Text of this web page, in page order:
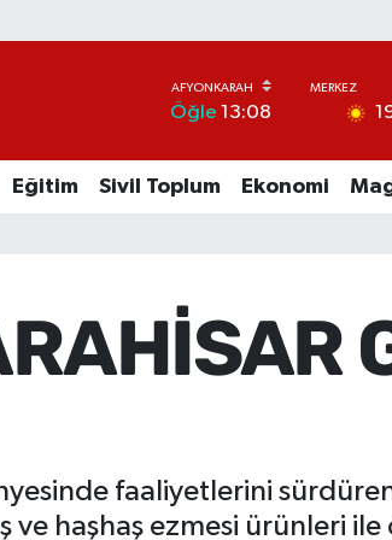
Öğle 13:08
Eğitim Sivil Toplum Ekonomi
faaliyetlerini
ve haşhaş ezmesi ürünleri